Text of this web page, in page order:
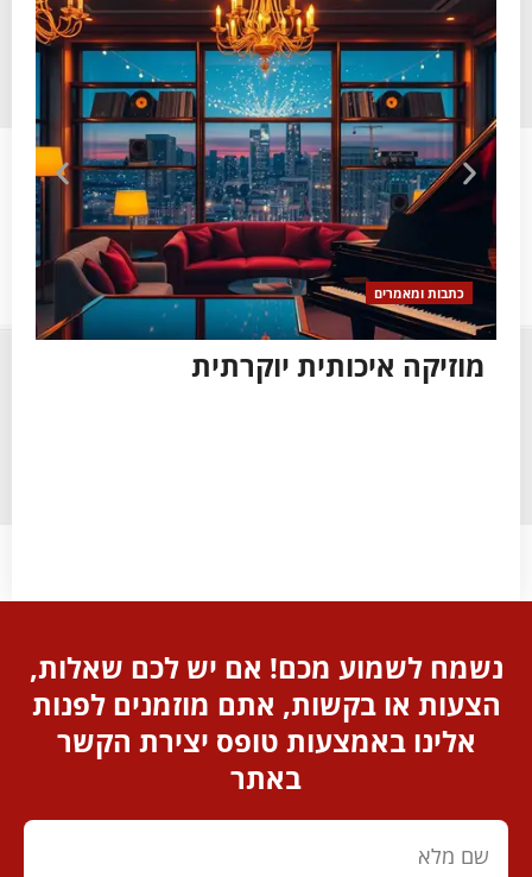
כתבות ומאמרים
מוזיקה איכותית יוקרתית
נשמח לשמוע מכם! אם יש לכם שאלות,
הצעות או בקשות, אתם מוזמנים לפנות
אלינו באמצעות טופס יצירת הקשר
באתר